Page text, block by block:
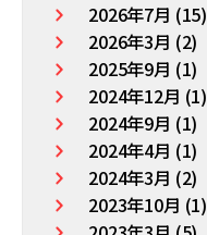
2026年7月 (15)
2026年3月 (2)
2025年9月 (1)
2024年12月 (1)
2024年9月 (1)
2024年4月 (1)
2024年3月 (2)
2023年10月 (1)